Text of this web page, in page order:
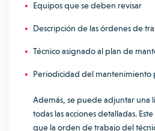
Equipos que se deben revisar
Descripción de las órdenes de
Técnico asignado al plan de
Periodicidad del mantenimiento
Además, se puede adjuntar una
todas las acciones detalladas.
que la orden de trabajo del